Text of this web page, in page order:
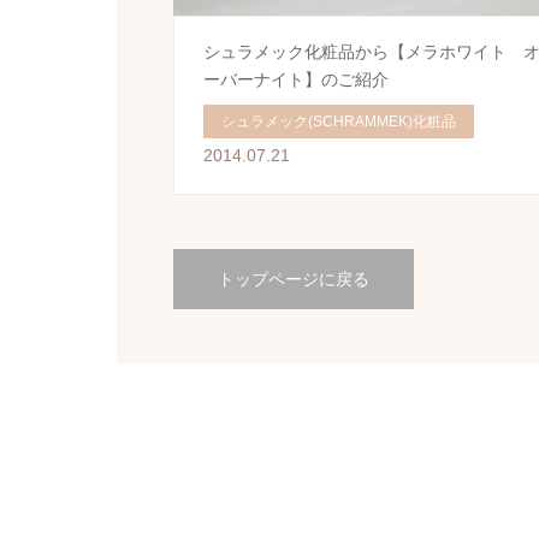
シュラメック化粧品から【メラホワイト オ
ーバーナイト】のご紹介
シュラメック(SCHRAMMEK)化粧品
2014.07.21
トップページに戻る